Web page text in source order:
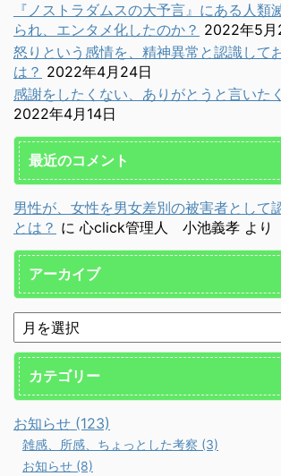
『ノストラダムスの大予言』にある人類
られ、エンタメ化したのか？ 2022年5月
怒りという感情を、精神異常と認識して
は？ 2022年4月24日
感謝をしたくない、ありがとうと言いた
2022年4月14日
最近のコメント
男性が、女性を男女差別の被害者として
とは？ に 心click管理人 小池義孝 より
アーカイブ
カテゴリー
お知らせ (123)
雑感、所感、ちょっとした考察 (3)
お知らせ (8)